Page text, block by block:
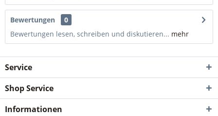
Bewertungen
0
Bewertungen lesen, schreiben und diskutieren... mehr
Service
Shop Service
Informationen